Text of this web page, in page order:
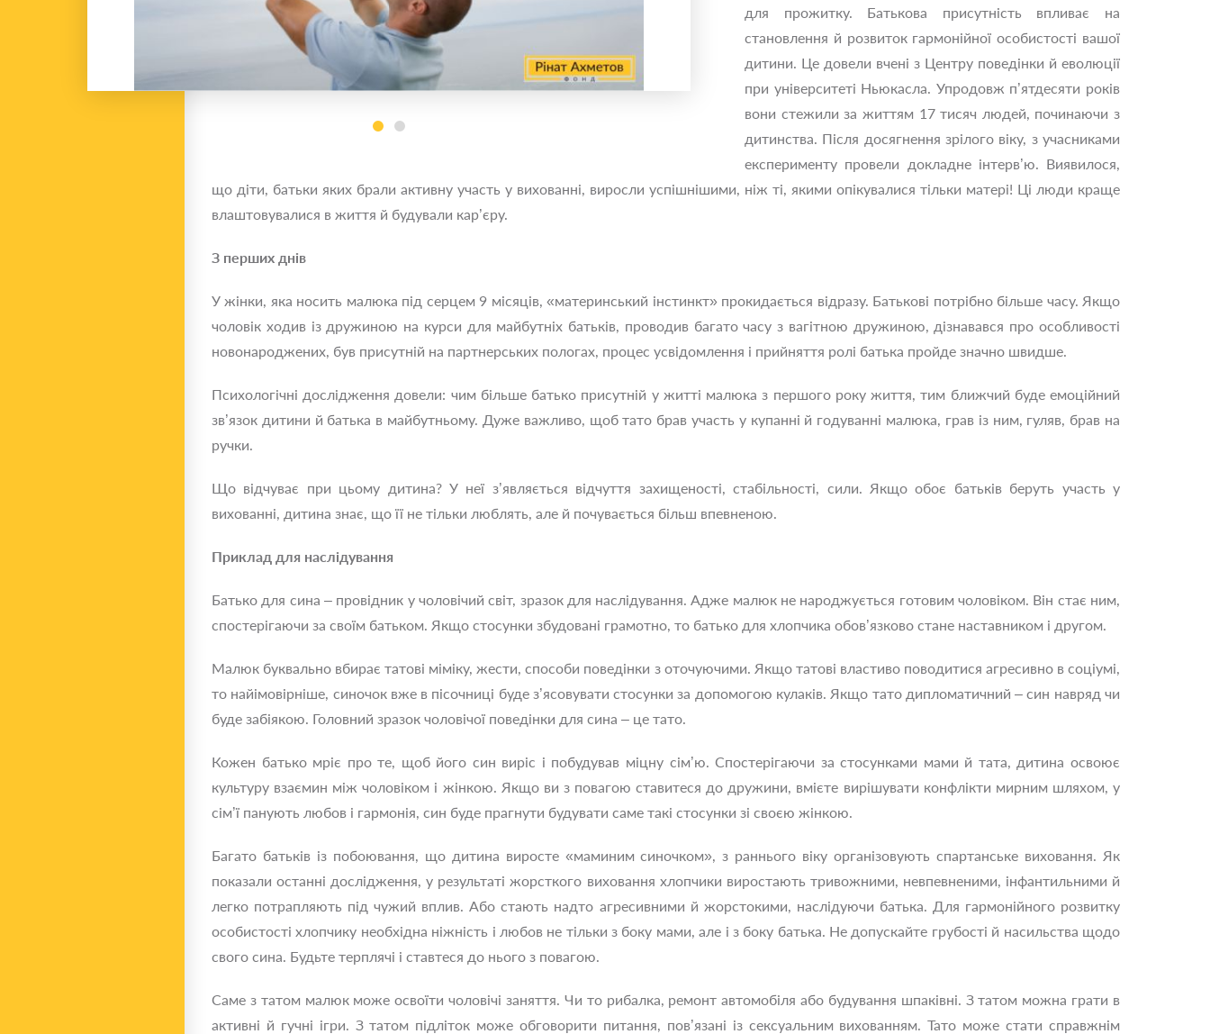
для прожитку. Батькова присутність впливає на
становлення й розвиток гармонійної особистості вашої
дитини. Це довели вчені з Центру поведінки й еволюції
при університеті Ньюкасла. Упродовж п’ятдесяти років
вони стежили за життям 17 тисяч людей, починаючи з
дитинства. Після досягнення зрілого віку, з учасниками
експерименту провели докладне інтерв’ю. Виявилося,
що діти, батьки яких брали активну участь у вихованні, виросли успішнішими, ніж ті, якими опікувалися тільки матері! Ці люди краще
влаштовувалися в життя й будували кар’єру.
З перших днів
У жінки, яка носить малюка під серцем 9 місяців, «материнський інстинкт» прокидається відразу. Батькові потрібно більше часу. Якщо
чоловік ходив із дружиною на курси для майбутніх батьків, проводив багато часу з вагітною дружиною, дізнавався про особливості
новонароджених, був присутній на партнерських пологах, процес усвідомлення і прийняття ролі батька пройде значно швидше.
Психологічні дослідження довели: чим більше батько присутній у житті малюка з першого року життя, тим ближчий буде емоційний
зв’язок дитини й батька в майбутньому. Дуже важливо, щоб тато брав участь у купанні й годуванні малюка, грав із ним, гуляв, брав на
ручки.
Що відчуває при цьому дитина? У неї з’являється відчуття захищеності, стабільності, сили. Якщо обоє батьків беруть участь у
вихованні, дитина знає, що її не тільки люблять, але й почувається більш впевненою.
Приклад для наслідування
Батько для сина – провідник у чоловічий світ, зразок для наслідування. Адже малюк не народжується готовим чоловіком. Він стає ним,
спостерігаючи за своїм батьком. Якщо стосунки збудовані грамотно, то батько для хлопчика обов’язково стане наставником і другом.
Малюк буквально вбирає татові міміку, жести, способи поведінки з оточуючими. Якщо татові властиво поводитися агресивно в соціумі,
то найімовірніше, синочок вже в пісочниці буде з’ясовувати стосунки за допомогою кулаків. Якщо тато дипломатичний – син навряд чи
буде забіякою. Головний зразок чоловічої поведінки для сина – це тато.
Кожен батько мріє про те, щоб його син виріс і побудував міцну сім’ю. Спостерігаючи за стосунками мами й тата, дитина освоює
культуру взаємин між чоловіком і жінкою. Якщо ви з повагою ставитеся до дружини, вмієте вирішувати конфлікти мирним шляхом, у
сім’ї панують любов і гармонія, син буде прагнути будувати саме такі стосунки зі своєю жінкою.
Багато батьків із побоювання, що дитина виросте «маминим синочком», з раннього віку організовують спартанське виховання. Як
показали останні дослідження, у результаті жорсткого виховання хлопчики виростають тривожними, невпевненими, інфантильними й
легко потрапляють під чужий вплив. Або стають надто агресивними й жорстокими, наслідуючи батька. Для гармонійного розвитку
особистості хлопчику необхідна ніжність і любов не тільки з боку мами, але і з боку батька. Не допускайте грубості й насильства щодо
свого сина. Будьте терплячі і ставтеся до нього з повагою.
Саме з татом малюк може освоїти чоловічі заняття. Чи то рибалка, ремонт автомобіля або будування шпаківні. З татом можна грати в
активні й гучні ігри. З татом підліток може обговорити питання, пов’язані із сексуальним вихованням. Тато може стати справжнім